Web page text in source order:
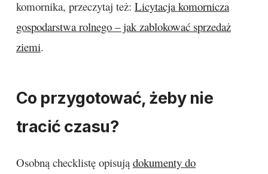
komornika, przeczytaj też: Licytacja komornicza
gospodarstwa rolnego – jak zablokować sprzedaż
ziemi.
Co przygotować, żeby nie
tracić czasu?
Osobną checklistę opisujądokumenty do